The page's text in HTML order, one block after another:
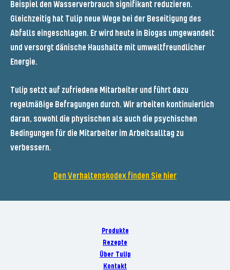
Beispiel den Wasserverbrauch signifikant reduzieren.
Gleichzeitig hat Tulip neue Wege bei der Beseitigung des
Abfalls eingeschlagen. Er wird heute in Biogas umgewandelt
und versorgt dänische Haushalte mit umweltfreundlicher
Energie.
Tulip setzt auf zufriedene Mitarbeiter und führt dazu
regelmäßige Befragungen durch. Wir arbeiten kontinuierlich
daran, sowohl die physischen als auch die psychischen
Bedingungen für die Mitarbeiter im Arbeitsalltag zu
verbessern.
Den Verhaltenskodex finden Sie hier
Produkte
Rezepte
Über Tulip
Kontakt